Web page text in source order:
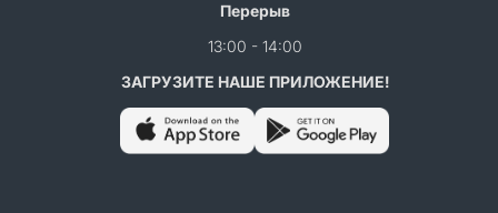
Перерыв
13:00 - 14:00
ЗАГРУЗИТЕ НАШЕ ПРИЛОЖЕНИЕ!